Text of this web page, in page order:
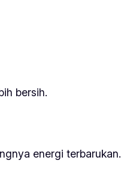
bersih.
energi terbarukan.